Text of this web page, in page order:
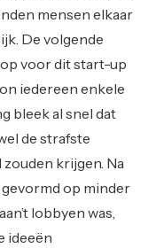
mensen elkaar
De volgende
voor dit start-up
iedereen enkele
bleek al snel dat
de strafste
krijgen. Na
op minder
lobbyen was,
ideeën